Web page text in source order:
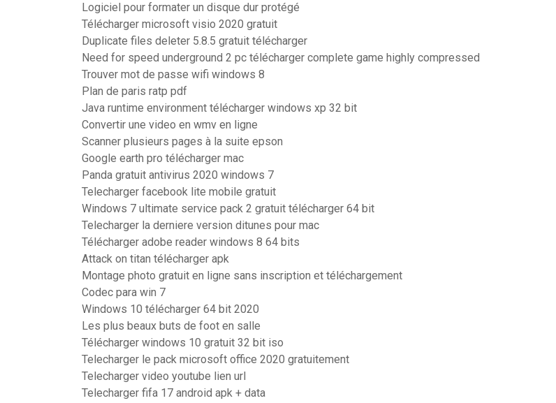
Logiciel pour formater un disque dur protégé
Télécharger microsoft visio 2020 gratuit
Duplicate files deleter 5.8.5 gratuit télécharger
Need for speed underground 2 pc télécharger complete game highly compressed
Trouver mot de passe wifi windows 8
Plan de paris ratp pdf
Java runtime environment télécharger windows xp 32 bit
Convertir une video en wmv en ligne
Scanner plusieurs pages à la suite epson
Google earth pro télécharger mac
Panda gratuit antivirus 2020 windows 7
Telecharger facebook lite mobile gratuit
Windows 7 ultimate service pack 2 gratuit télécharger 64 bit
Telecharger la derniere version ditunes pour mac
Télécharger adobe reader windows 8 64 bits
Attack on titan télécharger apk
Montage photo gratuit en ligne sans inscription et téléchargement
Codec para win 7
Windows 10 télécharger 64 bit 2020
Les plus beaux buts de foot en salle
Télécharger windows 10 gratuit 32 bit iso
Telecharger le pack microsoft office 2020 gratuitement
Telecharger video youtube lien url
Telecharger fifa 17 android apk + data